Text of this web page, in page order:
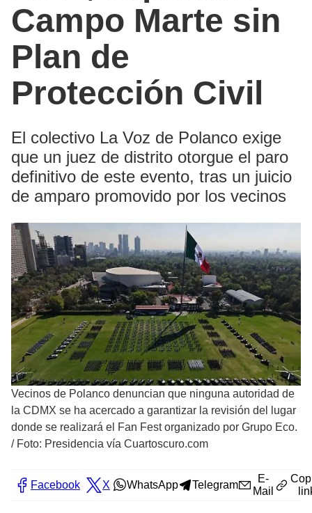
Campo Marte sin
Plan de
Protección Civil
El colectivo La Voz de Polanco exige
que un juez de distrito otorgue el paro
definitivo de este evento, tras un juicio
de amparo promovido por los vecinos
Vecinos de Polanco denuncian que ninguna autoridad de
la CDMX se ha acercado a garantizar la revisión del lugar
donde se realizará el Fan Fest organizado por Grupo Eco.
/ Foto: Presidencia vía Cuartoscuro.com
Facebook X WhatsApp Telegram
E-
Mail